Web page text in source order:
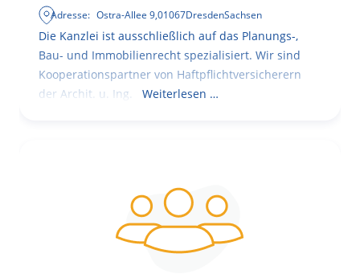
Adresse: Ostra-Allee 9,01067DresdenSachsen
Die Kanzlei ist ausschließlich auf das Planungs-,
Bau- und Immobilienrecht spezialisiert. Wir sind
Kooperationspartner von Haftpflichtversicherern
der Archit. u. Ing.
Weiterlesen …